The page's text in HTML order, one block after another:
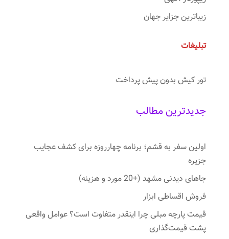
زیباترین جزایر جهان
تبلیغات
تور کیش بدون پیش پرداخت
جدیدترین مطالب
اولین سفر به قشم؛ برنامه چهارروزه برای کشف عجایب
جزیره
جاهای دیدنی مشهد (+20 مورد و هزینه)
فروش اقساطی ابزار
قیمت پارچه مبلی چرا اینقدر متفاوت است؟ عوامل واقعی
پشت قیمت‌گذاری